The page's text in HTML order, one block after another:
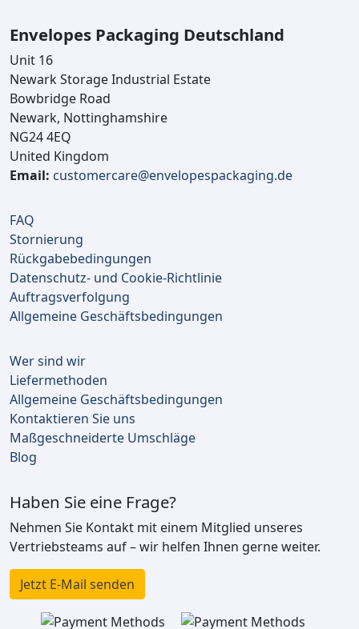
Envelopes Packaging Deutschland
Unit 16
Newark Storage Industrial Estate
Bowbridge Road
Newark, Nottinghamshire
NG24 4EQ
United Kingdom
Email: customercare@envelopespackaging.de
FAQ
Stornierung
Rückgabebedingungen
Datenschutz- und Cookie-Richtlinie
Auftragsverfolgung
Allgemeine Geschäftsbedingungen
Wer sind wir
Liefermethoden
Allgemeine Geschäftsbedingungen
Kontaktieren Sie uns
Maßgeschneiderte Umschläge
Blog
Haben Sie eine Frage?
Nehmen Sie Kontakt mit einem Mitglied unseres
Vertriebsteams auf – wir helfen Ihnen gerne weiter.
Jetzt E-Mail senden